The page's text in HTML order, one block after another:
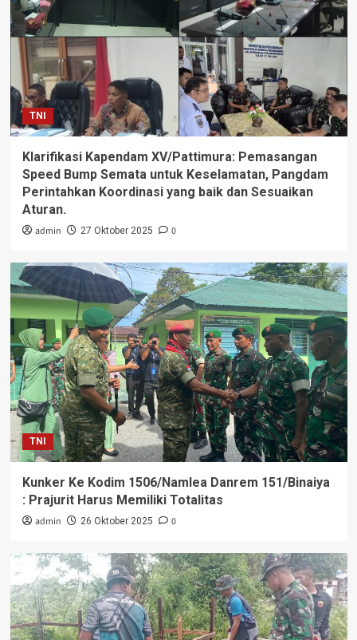
TNI
Klarifikasi Kapendam XV/Pattimura: Pemasangan
Speed Bump Semata untuk Keselamatan, Pangdam
Perintahkan Koordinasi yang baik dan Sesuaikan
Aturan.
admin 27 Oktober 2025 0
TNI
Kunker Ke Kodim 1506/Namlea Danrem 151/Binaiya
: Prajurit Harus Memiliki Totalitas
admin 26 Oktober 2025 0